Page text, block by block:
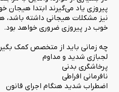
پیروزی یاد می‌گیرند ابتدا هیجان
نیز مشکلات هیجانی داشته باشد،
خوب در پیروزی ضروری خواهد بود.
چه زمانی باید از متخصص کمک
لجبازی شدید و مداوم
پرخاشگری بدنی
نافرمانی افراطی
اضطراب شدید هنگام اجرای قانون